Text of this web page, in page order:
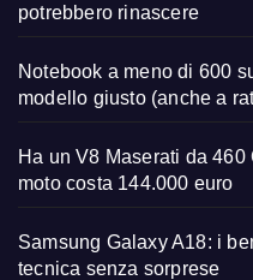
potrebbero rinascere
Notebook a meno di 600
modello giusto (anche a
Ha un V8 Maserati da 460
moto costa 144.000 euro
Samsung Galaxy A18: i
tecnica senza sorprese